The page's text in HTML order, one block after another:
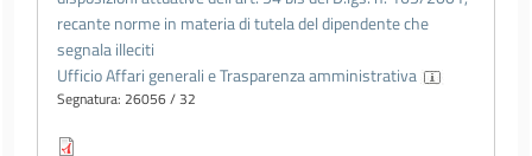
recante norme in materia di tutela del dipendente che
segnala illeciti
Ufficio Affari generali e Trasparenza amministrativa
Segnatura: 26056 / 32